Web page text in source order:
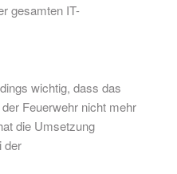
gesamten IT-
wichtig, dass das
Feuerwehr nicht mehr
die Umsetzung
der